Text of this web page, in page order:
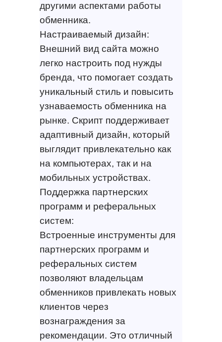
другими аспектами работы
обменника.
Настраиваемый дизайн:
Внешний вид сайта можно
легко настроить под нужды
бренда, что помогает создать
уникальный стиль и повысить
узнаваемость обменника на
рынке. Скрипт поддерживает
адаптивный дизайн, который
выглядит привлекательно как
на компьютерах, так и на
мобильных устройствах.
Поддержка партнерских
программ и реферальных
систем:
Встроенные инструменты для
партнерских программ и
реферальных систем
позволяют владельцам
обменников привлекать новых
клиентов через
вознаграждения за
рекомендации. Это отличный